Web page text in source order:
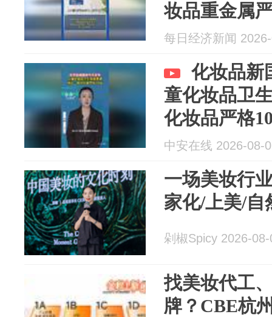
妆品重金属
每日经济新闻
化妆品新
童化妆品卫
化妆品严格
中安在线 2026-08-
一场美妆行
家化/上美/自
剁椒Spicy 2026-08-
找美妆代工
牌？CBE杭